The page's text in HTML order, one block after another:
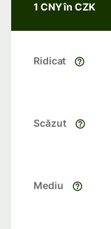
1 CNY în CZK
Ridicat
Scăzut
Mediu